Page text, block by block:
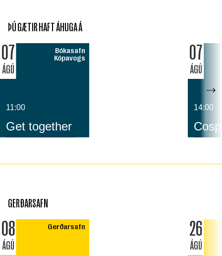
ÞÚ GÆTIR HAFT ÁHUGA Á
07
ÁGÚ
Bókasafn
Kópavogs
11:00
Get together
07
ÁGÚ
14:00
GERÐARSAFN
08
ÁGÚ
Gerðarsafn 26
ÁGÚ